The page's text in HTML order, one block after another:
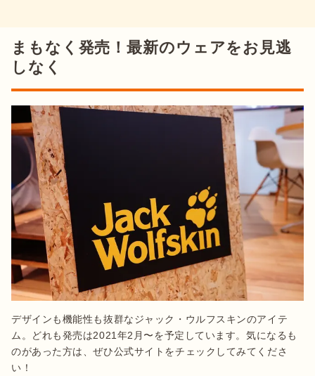
まもなく発売！最新のウェアをお見逃
しなく
デザインも機能性も抜群なジャック・ウルフスキンのアイテ
ム。どれも発売は2021年2月〜を予定しています。気になるも
のがあった方は、ぜひ公式サイトをチェックしてみてくださ
い！